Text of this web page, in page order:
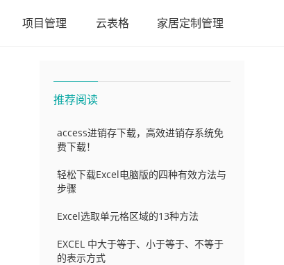
项目管理 云表格 家居定制管理
推荐阅读
access进销存下载，高效进销存系统免
费下载！
轻松下载Excel电脑版的四种有效方法与
步骤
Excel选取单元格区域的13种方法
EXCEL 中大于等于、小于等于、不等于
的表示方式